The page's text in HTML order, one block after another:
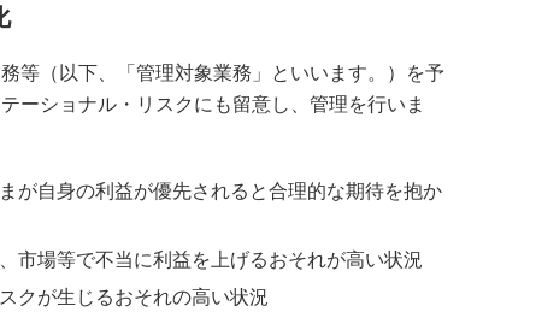
等（以下、「管理対象業務」といいます。）を予
ーショナル・リスクにも留意し、管理を行いま
が自身の利益が優先されると合理的な期待を抱か
市場等で不当に利益を上げるおそれが高い状況
クが生じるおそれの高い状況